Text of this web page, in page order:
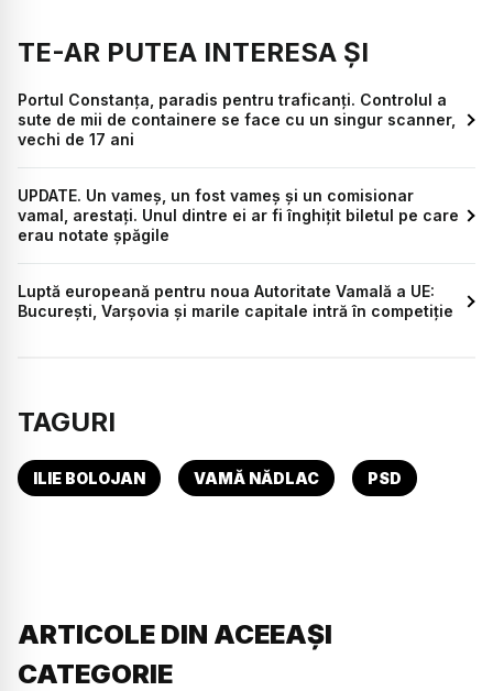
TE-AR PUTEA INTERESA ȘI
Portul Constanța, paradis pentru traficanți. Controlul a
sute de mii de containere se face cu un singur scanner,
vechi de 17 ani
UPDATE. Un vameș, un fost vameș și un comisionar
vamal, arestați. Unul dintre ei ar fi înghițit biletul pe care
erau notate șpăgile
Luptă europeană pentru noua Autoritate Vamală a UE:
București, Varșovia și marile capitale intră în competiție
TAGURI
ILIE BOLOJAN VAMĂ NĂDLAC PSD
ARTICOLE DIN ACEEAȘI
CATEGORIE